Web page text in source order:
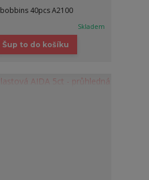
40pcs A2100
Skladem
Šup to do košíku